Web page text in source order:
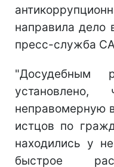
направила дело
пресс-служба
"Досудебным
неправомерную
истцов по
находились у
быстрое